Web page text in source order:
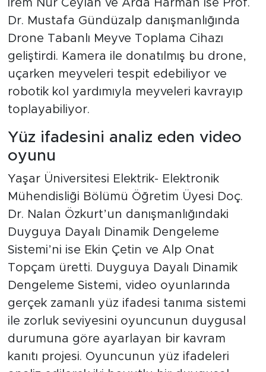
İrem Nur Ceylan ve Arda Harman ise Prof.
Dr. Mustafa Gündüzalp danışmanlığında
Drone Tabanlı Meyve Toplama Cihazı
geliştirdi. Kamera ile donatılmış bu drone,
uçarken meyveleri tespit edebiliyor ve
robotik kol yardımıyla meyveleri kavrayıp
toplayabiliyor.
Yüz ifadesini analiz eden video
oyunu
Yaşar Üniversitesi Elektrik- Elektronik
Mühendisliği Bölümü Öğretim Üyesi Doç.
Dr. Nalan Özkurt’un danışmanlığındaki
Duyguya Dayalı Dinamik Dengeleme
Sistemi’ni ise Ekin Çetin ve Alp Onat
Topçam üretti. Duyguya Dayalı Dinamik
Dengeleme Sistemi, video oyunlarında
gerçek zamanlı yüz ifadesi tanıma sistemi
ile zorluk seviyesini oyuncunun duygusal
durumuna göre ayarlayan bir kavram
kanıtı projesi. Oyuncunun yüz ifadeleri